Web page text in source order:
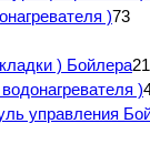
)73
) Бойлера21
)
управления